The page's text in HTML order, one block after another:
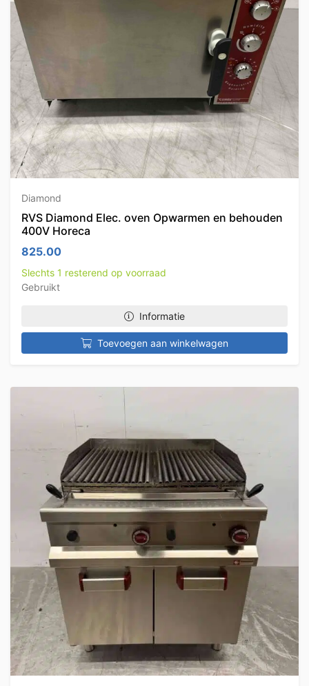
Diamond
RVS Diamond Elec. oven Opwarmen en behouden
400V Horeca
825.00
Slechts 1 resterend op voorraad
Gebruikt
Informatie
Toevoegen aan winkelwagen